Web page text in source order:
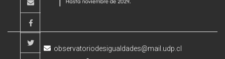
observatoriodesigualdades@mail.udp.cl